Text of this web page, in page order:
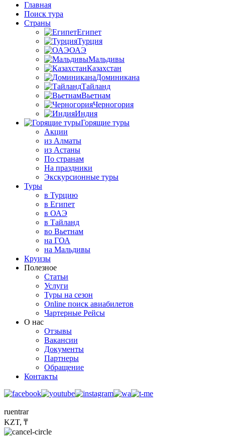
Главная
Поиск тура
Страны
Египет
Турция
ОАЭ
Мальдивы
Казахстан
Доминикана
Тайланд
Вьетнам
Черногория
Индия
Горящие туры
Акции
из Алматы
из Астаны
По странам
На праздники
Экскурсионные туры
Туры
в Турцию
в Египет
в ОАЭ
в Тайланд
во Вьетнам
на ГОА
на Мальдивы
Круизы
Полезное
Статьи
Услуги
Туры на сезон
Online поиск авиабилетов
Чартерные Рейсы
О нас
Отзывы
Вакансии
Документы
Партнеры
Обращение
Контакты
ruentrar
KZT, ₸